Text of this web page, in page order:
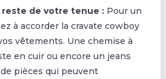
reste de votre tenue :Pour un
à accorder la cravate cowboy
vêtements. Une chemise à
en cuir ou encore un jeans
pièces qui peuvent